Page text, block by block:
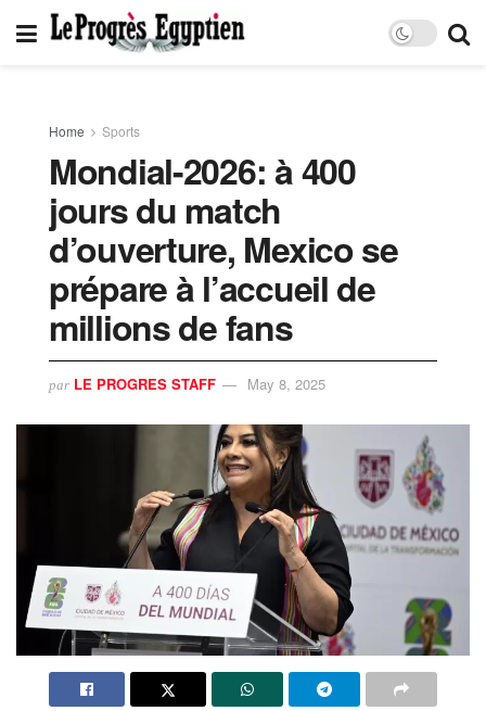
Home Sports
Mondial-2026: à 400
jours du match
d’ouverture, Mexico se
prépare à l’accueil de
millions de fans
par LE PROGRES STAFF May 8, 2025